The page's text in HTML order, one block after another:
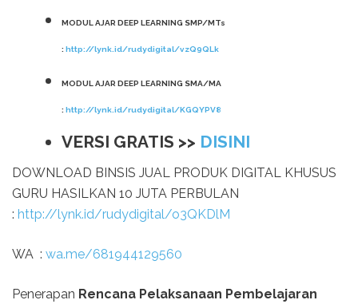
MODUL AJAR DEEP LEARNING SMP/MTs
:http://lynk.id/rudydigital/vzQ9QLk
MODUL AJAR DEEP LEARNING SMA/MA
:http://lynk.id/rudydigital/KGQYPV8
VERSI GRATIS >> DISINI
DOWNLOAD BINSIS JUAL PRODUK DIGITAL KHUSUS
GURU HASILKAN 10 JUTA PERBULAN
: http://lynk.id/rudydigital/o3QKDlM
WA : wa.me/681944129560
Penerapan Rencana Pelaksanaan Pembelajaran